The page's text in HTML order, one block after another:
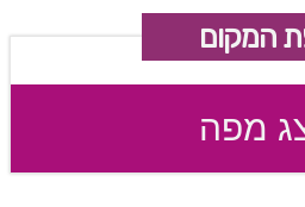
המקום
מפה